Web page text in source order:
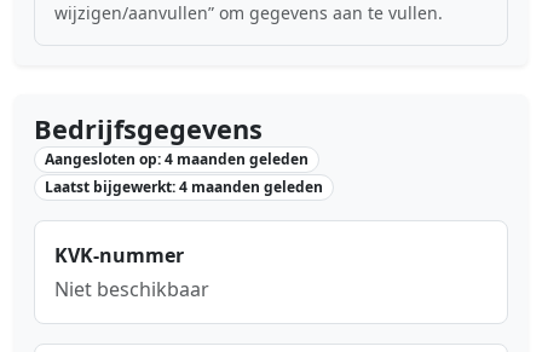
wijzigen/aanvullen” om gegevens aan te vullen.
Bedrijfsgegevens
Aangesloten op: 4 maanden geleden
Laatst bijgewerkt: 4 maanden geleden
KVK-nummer
Niet beschikbaar